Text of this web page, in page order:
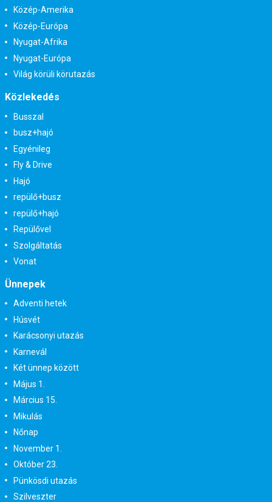
Közép-Amerika
Közép-Európa
Nyugat-Afrika
Nyugat-Európa
Világ körüli körutazás
Közlekedés
Busszal
busz+hajó
Egyénileg
Fly & Drive
Hajó
repülő+busz
repülő+hajó
Repülővel
Szolgáltatás
Vonat
Ünnepek
Adventi hetek
Húsvét
Karácsonyi utazás
Karnevál
Két ünnep között
Május 1.
Március 15.
Mikulás
Nőnap
November 1.
Október 23.
Pünkösdi utazás
Szilveszter